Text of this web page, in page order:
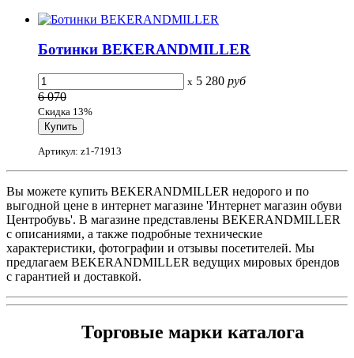
Ботинки BEKERANDMILLER
x 5 280 руб
6 070
Скидка 13%
Артикул: z1-71913
Вы можете купить BEKERANDMILLER недорого и по
выгодной цене в интернет магазине 'Интернет магазин обуви
Центробувь'. В магазине представлены BEKERANDMILLER
с описаниями, а также подробные технические
характеристики, фотографии и отзывы посетителей. Мы
предлагаем BEKERANDMILLER ведущих мировых брендов
с гарантией и доставкой.
Торговые марки каталога